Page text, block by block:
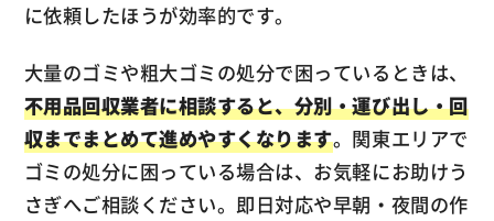
に依頼したほうが効率的です。
大量のゴミや粗大ゴミの処分で困っているときは、
不用品回収業者に相談すると、分別・運び出し・回
収までまとめて進めやすくなります。関東エリアで
ゴミの処分に困っている場合は、お気軽にお助けう
さぎへご相談ください。即日対応や早朝・夜間の作